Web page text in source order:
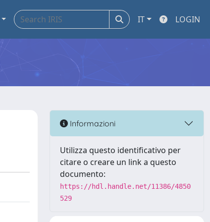
IT LOGIN
Informazioni
Utilizza questo identificativo per
citare o creare un link a questo
documento:
https://hdl.handle.net/11386/4850
529